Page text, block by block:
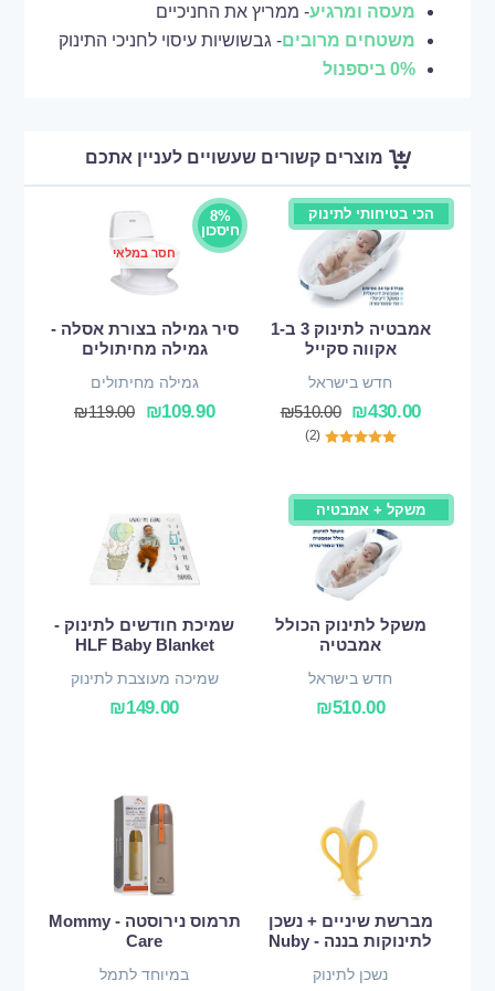
מעסה ומרגיע- ממריץ את החניכיים
משטחים מרובים- גבשושיות עיסוי לחניכי התינוק
0% ביספנול
מוצרים קשורים שעשויים לעניין אתכם
הכי בטיחותי לתינוק
אמבטיה לתינוק 3 ב-1
אקווה סקייל
חדש בישראל
₪430.00
₪510.00
(2)
8%
חיסכון
חסר במלאי
סיר גמילה בצורת אסלה -
גמילה מחיתולים
גמילה מחיתולים
₪109.90
₪119.00
משקל + אמבטיה
משקל לתינוק הכולל
אמבטיה
חדש בישראל
₪510.00
שמיכת חודשים לתינוק -
HLF Baby Blanket
שמיכה מעוצבת לתינוק
₪149.00
מברשת שיניים + נשכן
לתינוקות בננה - Nuby
נשכן לתינוק
תרמוס נירוסטה - Mommy
Care
במיוחד לתמל